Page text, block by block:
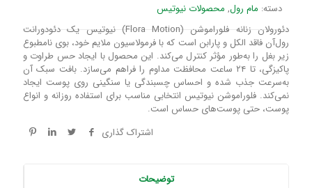
دئورولان زنانه فلوراموشن (Flora Motion) نیوتیس یک دئودورانت
رول‌آن فاقد الکل و پارابن است که با فرمولاسیون ملایم خود، بوی نامطبوع
زیر بغل را به‌طور مؤثر کنترل می‌کند. این محصول با ایجاد حس طراوت و
پاکیزگی، تا ۲۴ ساعت محافظت مداوم را فراهم می‌سازد. بافت سبک آن
به‌سرعت جذب شده و احساس چسبندگی یا سنگینی روی پوست ایجاد
نمی‌کند. فلوراموشن نیوتیس انتخابی مناسب برای استفاده روزانه و انواع
پوست، حتی پوست‌های حساس است.
دسته: مام رول, محصولات نیوتیس
اشتراک گذاری
توضیحات